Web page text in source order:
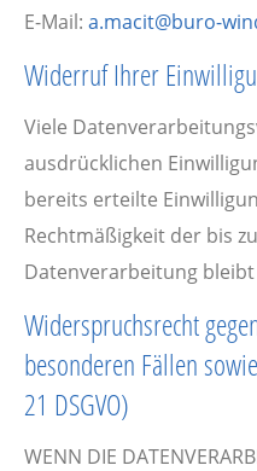
E-Mail: a.macit@buro-
Widerruf Ihrer
Viele
ausdrücklichen
bereits erteilte
Rechtmäßigkeit der bis
Datenverarbeitung
Widerspruchsrecht
besonderen Fällen
21 DSGVO)
WENN DIE